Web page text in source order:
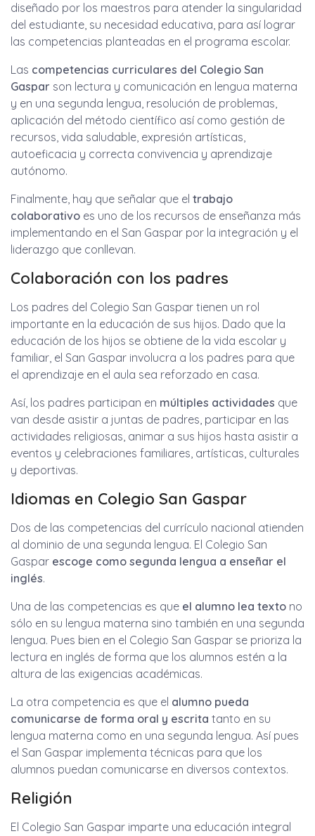
diseñado por los maestros para atender la singularidad
del estudiante, su necesidad educativa, para así lograr
las competencias planteadas en el programa escolar.
Las competencias curriculares del Colegio San
Gaspar son lectura y comunicación en lengua materna
y en una segunda lengua, resolución de problemas,
aplicación del método científico así como gestión de
recursos, vida saludable, expresión artísticas,
autoeficacia y correcta convivencia y aprendizaje
autónomo.
Finalmente, hay que señalar que el trabajo
colaborativo es uno de los recursos de enseñanza más
implementando en el San Gaspar por la integración y el
liderazgo que conllevan.
Colaboración con los padres
Los padres del Colegio San Gaspar tienen un rol
importante en la educación de sus hijos. Dado que la
educación de los hijos se obtiene de la vida escolar y
familiar, el San Gaspar involucra a los padres para que
el aprendizaje en el aula sea reforzado en casa.
Así, los padres participan en múltiples actividades que
van desde asistir a juntas de padres, participar en las
actividades religiosas, animar a sus hijos hasta asistir a
eventos y celebraciones familiares, artísticas, culturales
y deportivas.
Idiomas en Colegio San Gaspar
Dos de las competencias del currículo nacional atienden
al dominio de una segunda lengua. El Colegio San
Gaspar escoge como segunda lengua a enseñar el
inglés.
Una de las competencias es que el alumno lea texto no
sólo en su lengua materna sino también en una segunda
lengua. Pues bien en el Colegio San Gaspar se prioriza la
lectura en inglés de forma que los alumnos estén a la
altura de las exigencias académicas.
La otra competencia es que el alumno pueda
comunicarse de forma oral y escrita tanto en su
lengua materna como en una segunda lengua. Así pues
el San Gaspar implementa técnicas para que los
alumnos puedan comunicarse en diversos contextos.
Religión
El Colegio San Gaspar imparte una educación integral